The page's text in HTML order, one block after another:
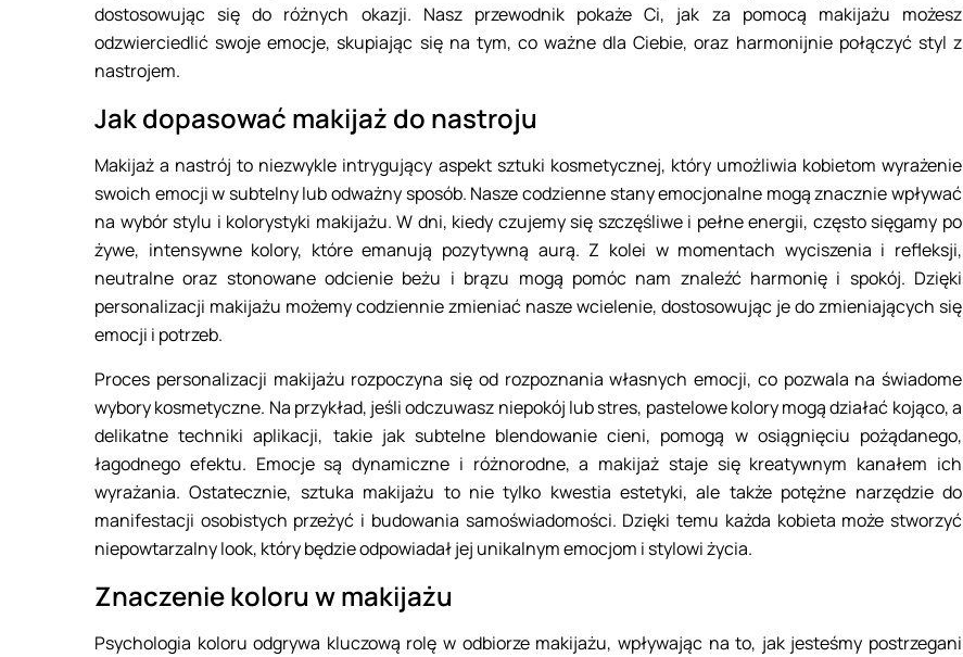
dostosowując się do różnych okazji. Nasz przewodnik pokaże Ci, jak za pomocą makijażu możesz
odzwierciedlić swoje emocje, skupiając się na tym, co ważne dla Ciebie, oraz harmonijnie połączyć styl z
nastrojem.
Jak dopasować makijaż do nastroju
Makijaż a nastrój to niezwykle intrygujący aspekt sztuki kosmetycznej, który umożliwia kobietom wyrażenie
swoich emocji w subtelny lub odważny sposób. Nasze codzienne stany emocjonalne mogą znacznie wpływać
na wybór stylu i kolorystyki makijażu. W dni, kiedy czujemy się szczęśliwe i pełne energii, często sięgamy po
żywe, intensywne kolory, które emanują pozytywną aurą. Z kolei w momentach wyciszenia i refleksji,
neutralne oraz stonowane odcienie beżu i brązu mogą pomóc nam znaleźć harmonię i spokój. Dzięki
personalizacji makijażu możemy codziennie zmieniać nasze wcielenie, dostosowując je do zmieniających się
emocji i potrzeb.
Proces personalizacji makijażu rozpoczyna się od rozpoznania własnych emocji, co pozwala na świadome
wybory kosmetyczne. Na przykład, jeśli odczuwasz niepokój lub stres, pastelowe kolory mogą działać kojąco, a
delikatne techniki aplikacji, takie jak subtelne blendowanie cieni, pomogą w osiągnięciu pożądanego,
łagodnego efektu. Emocje są dynamiczne i różnorodne, a makijaż staje się kreatywnym kanałem ich
wyrażania. Ostatecznie, sztuka makijażu to nie tylko kwestia estetyki, ale także potężne narzędzie do
manifestacji osobistych przeżyć i budowania samoświadomości. Dzięki temu każda kobieta może stworzyć
niepowtarzalny look, który będzie odpowiadał jej unikalnym emocjom i stylowi życia.
Znaczenie koloru w makijażu
Psychologia koloru odgrywa kluczową rolę w odbiorze makijażu, wpływając na to, jak jesteśmy postrzegani